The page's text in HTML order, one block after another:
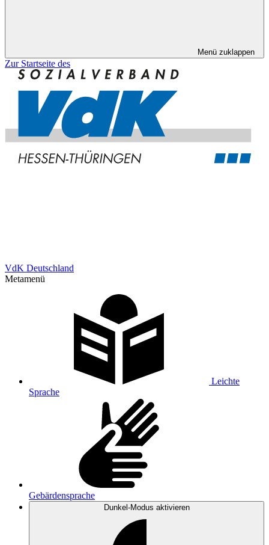
Menü zuklappen
Zur Startseite des
VdK Deutschland
Metamenü
Leichte
Sprache
Gebärdensprache
Dunkel-Modus aktivieren